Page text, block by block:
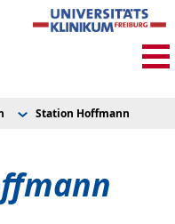
Erkrankungen
2/ Wahlleistungsstation
und Station Jung
Station Hoffmann